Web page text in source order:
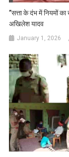
​”सत्ता के दंभ में नियमों
अखिलेश यादव
January 1, 2026